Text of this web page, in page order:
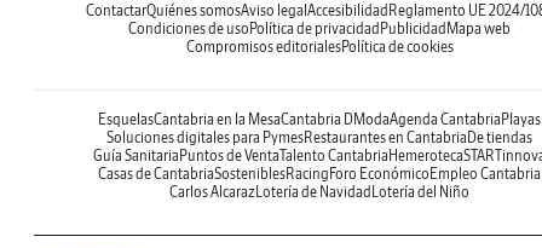
ContactarQuiénes somosAviso legal Accesibilidad Reglamento UE 2024/
Condiciones de uso Política de privacidad Publicidad Mapa web
Compromisos editorialesPolítica de cookies
EsquelasCantabria en la MesaCantabria DModaAgenda Cantabria Playas
Soluciones digitales para PymesRestaurantes en Cantabria De tiendas
Guía Sanitaria Puntos de VentaTalento Cantabria Hemeroteca
Casas de CantabriaSosteniblesRacing Foro Económico Empleo Cantabria
Carlos AlcarazLotería de Navidad Lotería del Niño